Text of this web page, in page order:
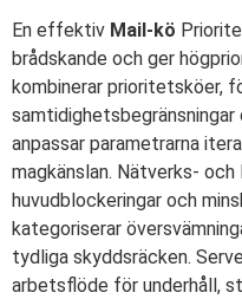
En effektiv Mail-kö
brådskande och ger
kombinerar prioritetsköer,
samtidighetsbegränsningar
anpassar parametrarna
magkänslan. Nätverks-
huvudblockeringar och
kategoriserar
tydliga skyddsräcken.
arbetsflöde för underhåll,